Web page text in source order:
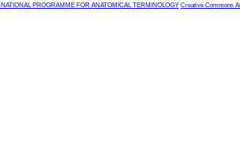
PROGRAMME FOR ANATOMICAL TERMINOLOGY Creative Commons